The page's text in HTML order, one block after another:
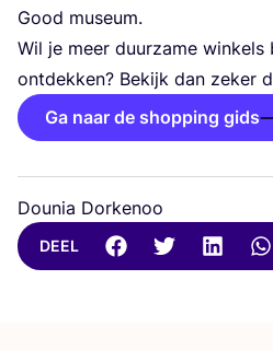
Good museum.
Wil je meer duur­za­me
ont­dek­ken? Bekijk dan zeker
Ga naar de shopping gids
Dounia Dorkenoo
DEEL